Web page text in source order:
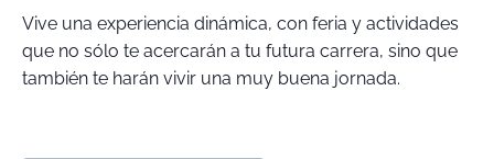
Vive una experiencia dinámica, con feria y actividades
que no sólo te acercarán a tu futura carrera, sino que
también te harán vivir una muy buena jornada.